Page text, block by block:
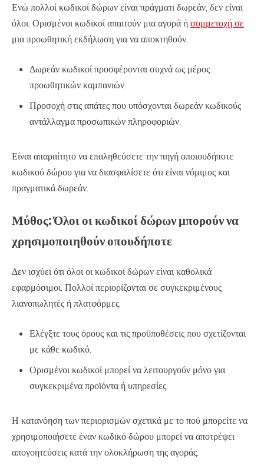
Ενώ πολλοί κωδικοί δώρων είναι πράγματι δωρεάν, δεν είναι
όλοι. Ορισμένοι κωδικοί απαιτούν μια αγορά ή συμμετοχή σε
μια προωθητική εκδήλωση για να αποκτηθούν.
Δωρεάν κωδικοί προσφέρονται συχνά ως μέρος
προωθητικών καμπανιών.
Προσοχή στις απάτες που υπόσχονται δωρεάν κωδικούς
αντάλλαγμα προσωπικών πληροφοριών.
Είναι απαραίτητο να επαληθεύσετε την πηγή οποιουδήποτε
κωδικού δώρου για να διασφαλίσετε ότι είναι νόμιμος και
πραγματικά δωρεάν.
Μύθος: Όλοι οι κωδικοί δώρων μπορούν να
χρησιμοποιηθούν οπουδήποτε
Δεν ισχύει ότι όλοι οι κωδικοί δώρων είναι καθολικά
εφαρμόσιμοι. Πολλοί περιορίζονται σε συγκεκριμένους
λιανοπωλητές ή πλατφόρμες.
Ελέγξτε τους όρους και τις προϋποθέσεις που σχετίζονται
με κάθε κωδικό.
Ορισμένοι κωδικοί μπορεί να λειτουργούν μόνο για
συγκεκριμένα προϊόντα ή υπηρεσίες.
Η κατανόηση των περιορισμών σχετικά με το πού μπορείτε να
χρησιμοποιήσετε έναν κωδικό δώρου μπορεί να αποτρέψει
απογοητεύσεις κατά την ολοκλήρωση της αγοράς.